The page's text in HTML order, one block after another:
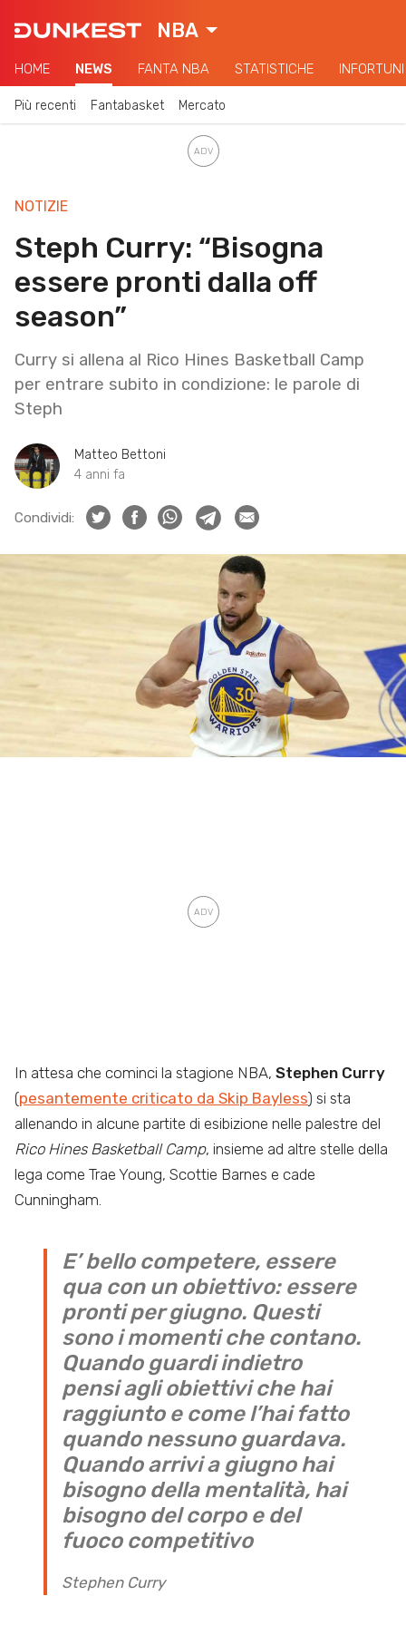
NBA
HOME NEWS FANTA NBA STATISTICHE INFORTUNI
Più recenti Fantabasket Mercato
NOTIZIE
Steph Curry: “Bisogna
essere pronti dalla off
season”
Curry si allena al Rico Hines Basketball Camp
per entrare subito in condizione: le parole di
Steph
Matteo Bettoni
4 anni fa
Condividi:
In attesa che cominci la stagione NBA, Stephen Curry
(pesantemente criticato da Skip Bayless) si sta
allenando in alcune partite di esibizione nelle palestre del
Rico Hines Basketball Camp, insieme ad altre stelle della
lega come Trae Young, Scottie Barnes e cade
Cunningham.
E’ bello competere, essere
qua con un obiettivo: essere
pronti per giugno. Questi
sono i momenti che contano.
Quando guardi indietro
pensi agli obiettivi che hai
raggiunto e come l’hai fatto
quando nessuno guardava.
Quando arrivi a giugno hai
bisogno della mentalità, hai
bisogno del corpo e del
fuoco competitivo
Stephen Curry